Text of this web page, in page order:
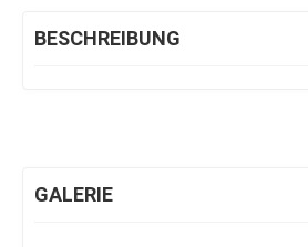
BESCHREIBUNG
GALERIE